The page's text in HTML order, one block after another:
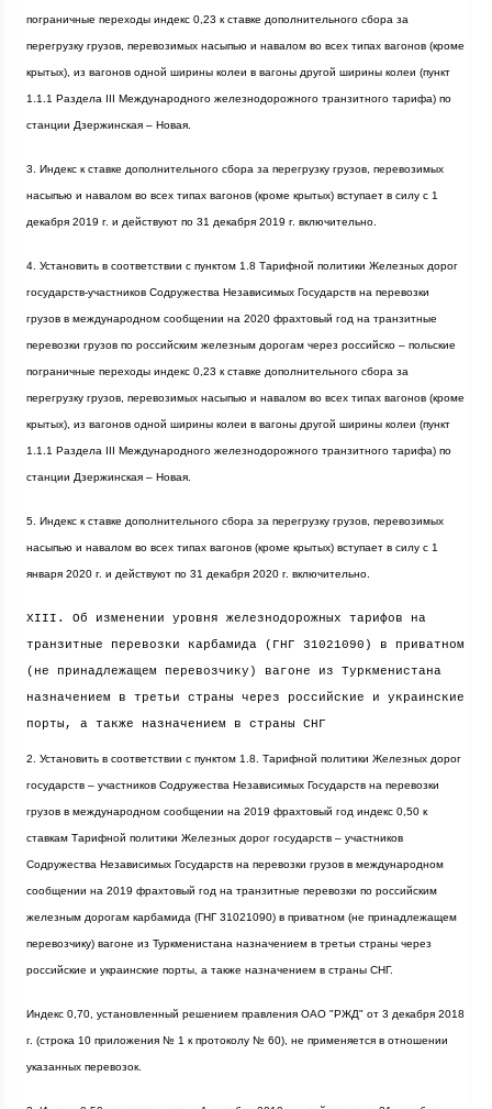
пограничные переходы индекс 0,23 к ставке дополнительного сбора за
перегрузку грузов, перевозимых насыпью и навалом во всех типах вагонов (кроме
крытых), из вагонов одной ширины колеи в вагоны другой ширины колеи (пункт
1.1.1 Раздела III Международного железнодорожного транзитного тарифа) по
станции Дзержинская – Новая.
3. Индекс к ставке дополнительного сбора за перегрузку грузов, перевозимых
насыпью и навалом во всех типах вагонов (кроме крытых) вступает в силу с 1
декабря 2019 г. и действуют по 31 декабря 2019 г. включительно.
4. Установить в соответствии с пунктом 1.8 Тарифной политики Железных дорог
государств-участников Содружества Независимых Государств на перевозки
грузов в международном сообщении на 2020 фрахтовый год на транзитные
перевозки грузов по российским железным дорогам через российско – польские
пограничные переходы индекс 0,23 к ставке дополнительного сбора за
перегрузку грузов, перевозимых насыпью и навалом во всех типах вагонов (кроме
крытых), из вагонов одной ширины колеи в вагоны другой ширины колеи (пункт
1.1.1 Раздела III Международного железнодорожного транзитного тарифа) по
станции Дзержинская – Новая.
5. Индекс к ставке дополнительного сбора за перегрузку грузов, перевозимых
насыпью и навалом во всех типах вагонов (кроме крытых) вступает в силу с 1
января 2020 г. и действуют по 31 декабря 2020 г. включительно.
XIII. Об изменении уровня железнодорожных тарифов на
транзитные перевозки карбамида (ГНГ 31021090) в приватном
(не принадлежащем перевозчику) вагоне из Туркменистана
назначением в третьи страны через российские и украинские
порты, а также назначением в страны СНГ
2. Установить в соответствии с пунктом 1.8. Тарифной политики Железных дорог
государств – участников Содружества Независимых Государств на перевозки
грузов в международном сообщении на 2019 фрахтовый год индекс 0,50 к
ставкам Тарифной политики Железных дорог государств – участников
Содружества Независимых Государств на перевозки грузов в международном
сообщении на 2019 фрахтовый год на транзитные перевозки по российским
железным дорогам карбамида (ГНГ 31021090) в приватном (не принадлежащем
перевозчику) вагоне из Туркменистана назначением в третьи страны через
российские и украинские порты, а также назначением в страны СНГ.
Индекс 0,70, установленный решением правления ОАО "РЖД" от 3 декабря 2018
г. (строка 10 приложения № 1 к протоколу № 60), не применяется в отношении
указанных перевозок.